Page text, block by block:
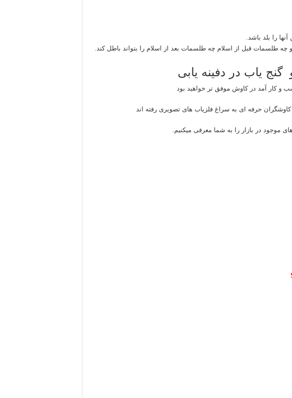
یاب در دفینه یابی
و کار آمد در کاوش موفق تر خواهید بود
کاوشگران حرفه ای به سراغ فلزیاب های تصویری رفته اند
موجود در بازار را به شما معرفی میکنیم.